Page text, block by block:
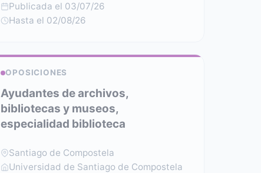
Publicada el 03/07/26
Hasta el 02/08/26
OPOSICIONES
Ayudantes de archivos,
bibliotecas y museos,
especialidad biblioteca
Santiago de Compostela
Universidad de Santiago de Compostela